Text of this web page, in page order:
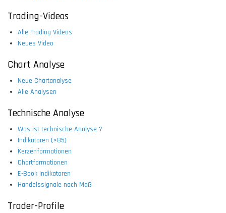
Trading-Videos
Alle Trading Videos
Neues Video
Chart Analyse
Neue Chartanalyse
Alle Analysen
Technische Analyse
Was ist technische Analyse ?
Indikatoren (>85)
Kerzenformationen
Chartformationen
E-Book Indikatoren
Handelssignale nach Maß
Trader-Profile